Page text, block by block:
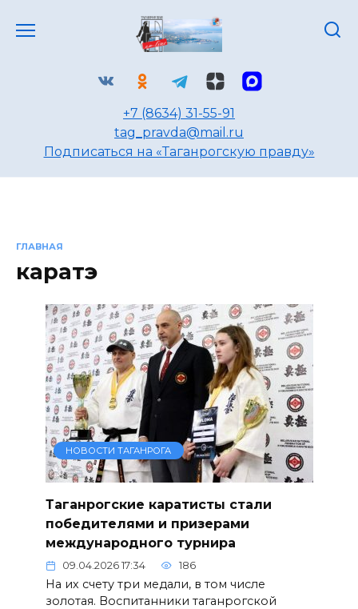
+7 (8634) 31-55-91
tag_pravda@mail.ru
Подписаться на «Таганрогскую правду»
ГЛАВНАЯ
каратэ
НОВОСТИ ТАГАНРОГА
Таганрогские каратисты стали
победителями и призерами
международного турнира
09.04.2026 17:34 186
На их счету три медали, в том числе
золотая. Воспитанники таганрогской